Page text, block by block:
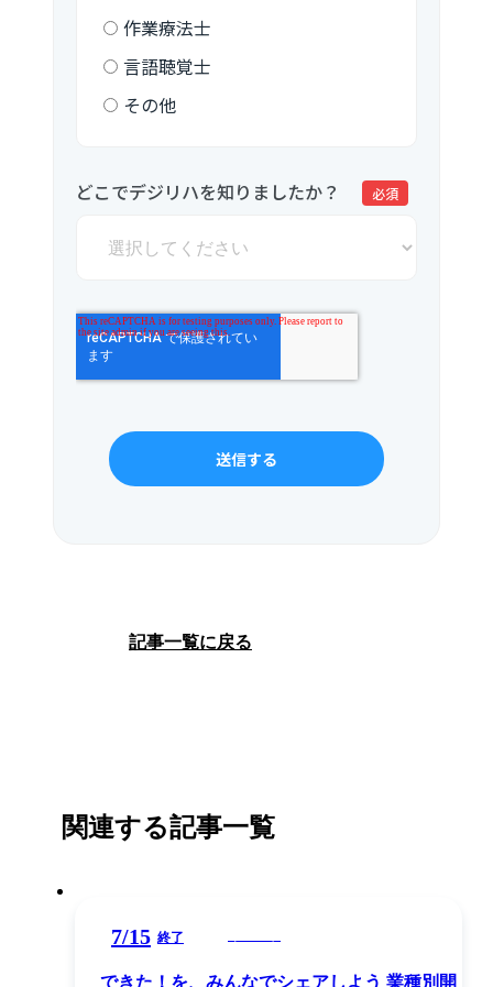
記事一覧に戻る
関連する記事一覧
7/15 終了
できた！を、みんなでシェアしよう 業種別開